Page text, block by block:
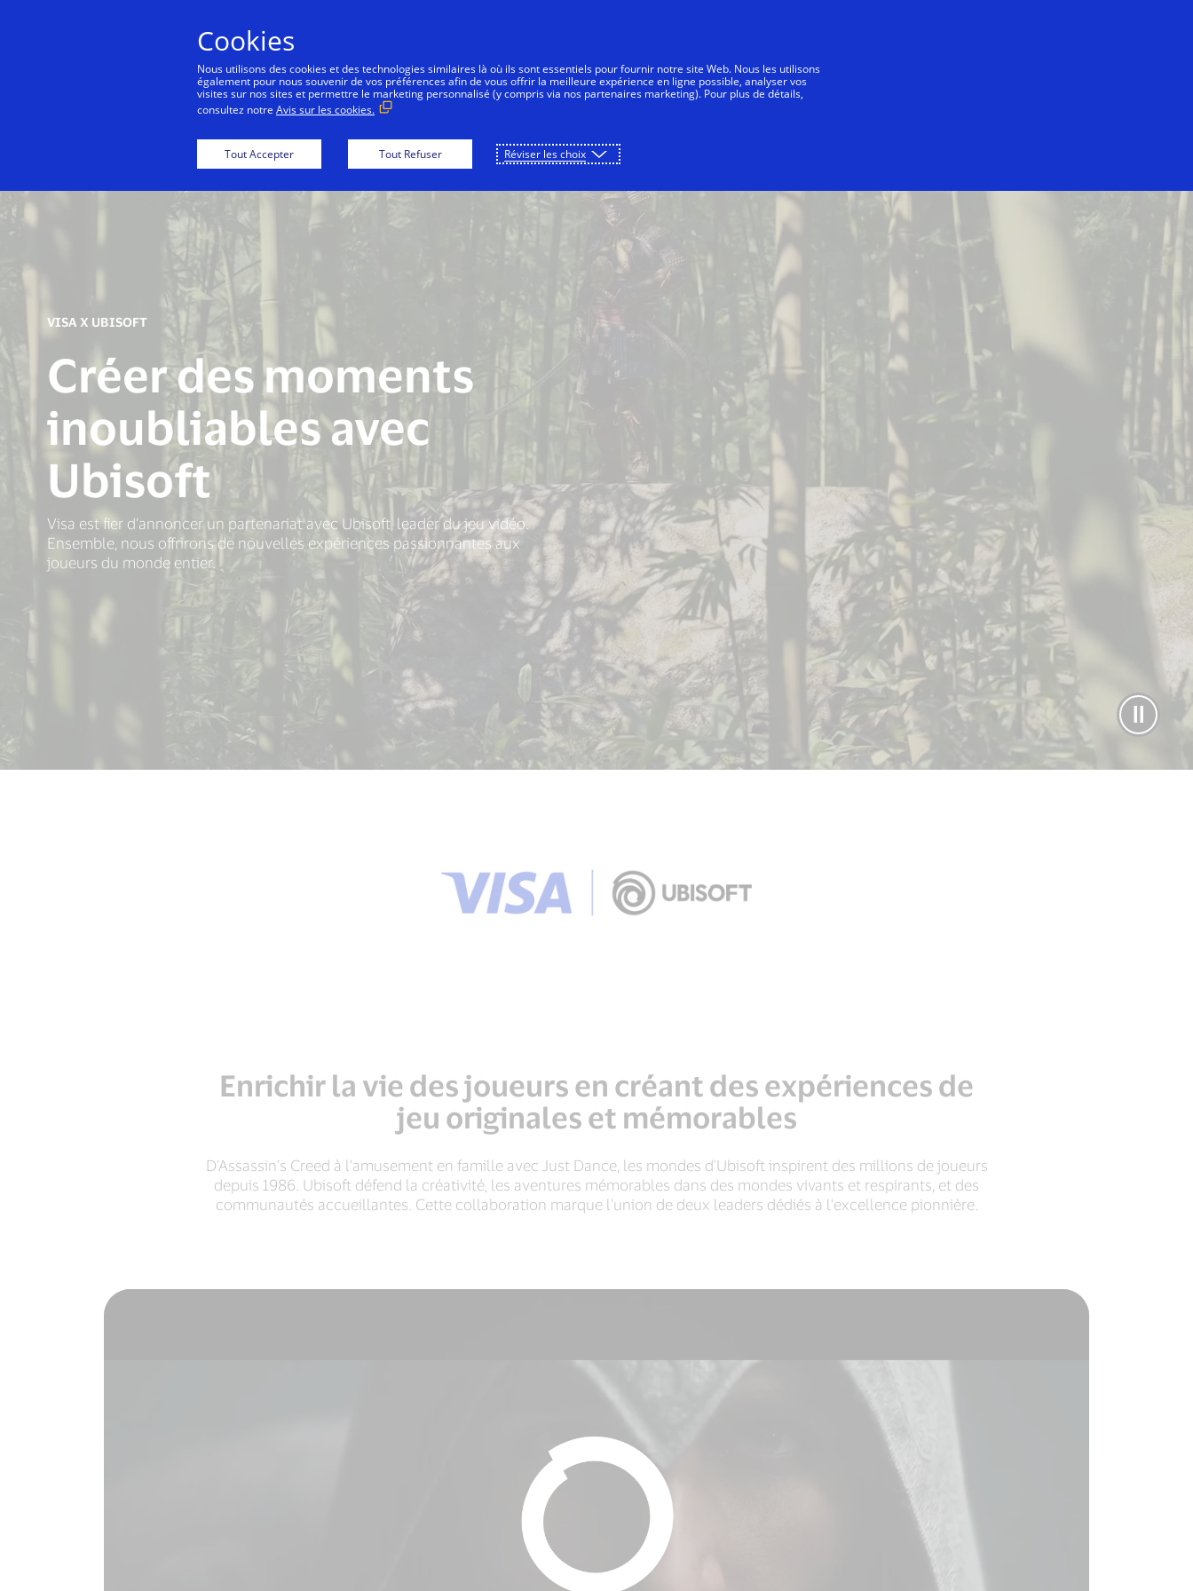
VISA X UBISOFT
Créer des moments
inoubliables avec
Ubisoft
Visa est fier d’annoncer un partenariat avec Ubisoft, leader du jeu vidéo.
Ensemble, nous offrirons de nouvelles expériences passionnantes aux
joueurs du monde entier.
Enrichir la vie des joueurs en créant des expériences de
jeu originales et mémorables
D'Assassin’s Creed à l'amusement en famille avec Just Dance, les mondes d'Ubisoft inspirent des millions de joueurs
depuis 1986. Ubisoft défend la créativité, les aventures mémorables dans des mondes vivants et respirants, et des
communautés accueillantes. Cette collaboration marque l'union de deux leaders dédiés à l'excellence pionnière.
Cookies
Nous utilisons des cookies et des technologies similaires là où ils sont essentiels pour fournir notre site Web. Nous les utilisons
également pour nous souvenir de vos préférences afin de vous offrir la meilleure expérience en ligne possible, analyser vos
visites sur nos sites et permettre le marketing personnalisé (y compris via nos partenaires marketing). Pour plus de détails,
consultez notre Avis sur les cookies.
Tout Accepter Tout Refuser Réviser les choix